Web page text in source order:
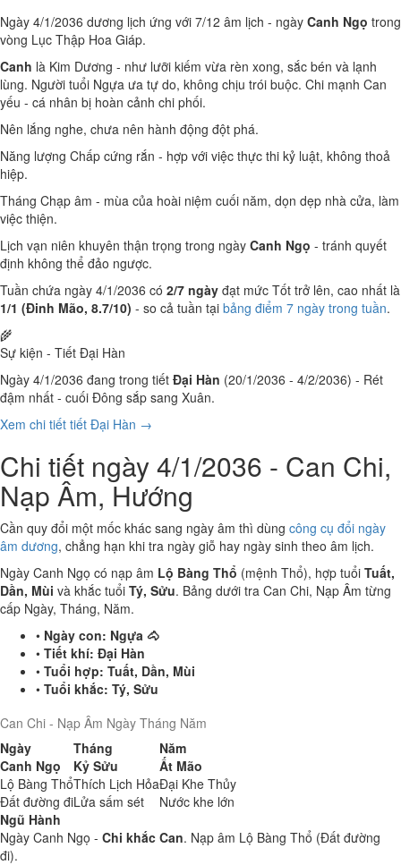
Ngày 4/1/2036 dương lịch ứng với 7/12 âm lịch - ngày Canh Ngọ trong
vòng Lục Thập Hoa Giáp.
Canh là Kim Dương - như lưỡi kiếm vừa rèn xong, sắc bén và lạnh
lùng. Người tuổi Ngựa ưa tự do, không chịu trói buộc. Chi mạnh Can
yếu - cá nhân bị hoàn cảnh chi phối.
Nên lắng nghe, chưa nên hành động đột phá.
Năng lượng Chấp cứng rắn - hợp với việc thực thi kỷ luật, không thoả
hiệp.
Tháng Chạp âm - mùa của hoài niệm cuối năm, dọn dẹp nhà cửa, làm
việc thiện.
Lịch vạn niên khuyên thận trọng trong ngày Canh Ngọ - tránh quyết
định không thể đảo ngược.
Tuần chứa ngày 4/1/2036 có 2/7 ngày đạt mức Tốt trở lên, cao nhất là
1/1 (Đinh Mão, 8.7/10) - so cả tuần tại bảng điểm 7 ngày trong tuần.
🌾
Sự kiện - Tiết Đại Hàn
Ngày 4/1/2036 đang trong tiết Đại Hàn (20/1/2036 - 4/2/2036) - Rét
đậm nhất - cuối Đông sắp sang Xuân.
Xem chi tiết tiết Đại Hàn →
Chi tiết ngày 4/1/2036 - Can Chi,
Nạp Âm, Hướng
Cần quy đổi một mốc khác sang ngày âm thì dùng công cụ đổi ngày
âm dương, chẳng hạn khi tra ngày giỗ hay ngày sinh theo âm lịch.
Ngày Canh Ngọ có nạp âm Lộ Bàng Thổ (mệnh Thổ), hợp tuổi Tuất,
Dần, Mùi và khắc tuổi Tý, Sửu. Bảng dưới tra Can Chi, Nạp Âm từng
cấp Ngày, Tháng, Năm.
• Ngày con: Ngựa 🐴
• Tiết khí: Đại Hàn
• Tuổi hợp: Tuất, Dần, Mùi
• Tuổi khắc: Tý, Sửu
Can Chi - Nạp Âm Ngày Tháng Năm
Ngày
Tháng
Năm
Canh Ngọ
Kỷ Sửu
Ất Mão
Lộ Bàng ThổThích Lịch HỏaĐại Khe Thủy
Đất đường điLửa sấm sét
Nước khe lớn
Ngũ Hành
Ngày Canh Ngọ - Chi khắc Can. Nạp âm Lộ Bàng Thổ (Đất đường
đi).